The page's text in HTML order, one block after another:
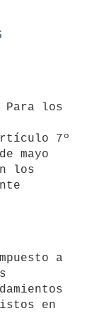
7º
mayo
los
en